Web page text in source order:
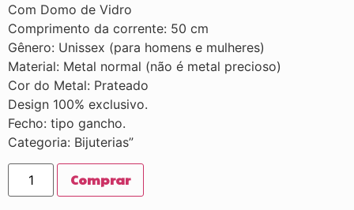
Com Domo de Vidro
Comprimento da corrente: 50 cm
Gênero: Unissex (para homens e mulheres)
Material: Metal normal (não é metal precioso)
Cor do Metal: Prateado
Design 100% exclusivo.
Fecho: tipo gancho.
Categoria: Bijuterias”
Comprar